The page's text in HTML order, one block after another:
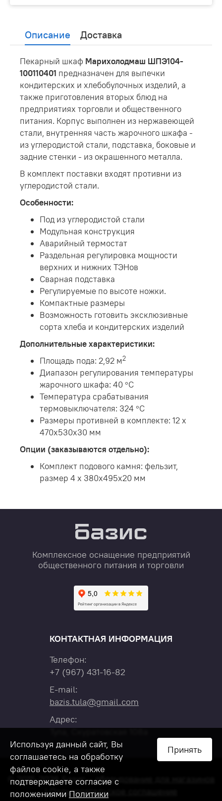
Описание Доставка
Пекарный шкаф Марихолодмаш ШПЭ104-
100110401 предназначен для выпечки
кондитерских и хлебобулочных изделий, а
также приготовления вторых блюд на
предприятиях торговли и общественного
питания. Корпус выполнен из нержавеющей
стали, внутренняя часть жарочного шкафа -
из углеродистой стали, подставка, боковые и
задние стенки - из окрашенного металла.
В комплект поставки входят противни из
углеродистой стали.
Особенности:
Под из углеродистой стали
Модульная конструкция
Аварийный термостат
Раздельная регулировка мощности
верхних и нижних ТЭНов
Сварная подставка
Регулируемые по высоте ножки.
Компактные размеры
Возможность готовить эксклюзивные
сорта хлеба и кондитерских изделий
Дополнительные характеристики:
Площадь пода: 2,92 м2
Диапазон регулирования температуры
жарочного шкафа: 40 °С
Температура срабатывания
термовыключателя: 324 °С
Размеры противней в комплекте: 12 х
470х530х30 мм
Опции (заказываются отдельно):
Комплект подового камня: фельзит,
размер 4 х 380х495х20 мм
Комплексное оснащение предприятий
общественного питания и торговли
КОНТАКТНАЯ ИНФОРМАЦИЯ
Телефон:
+7 (967) 431-16-82
E-mail:
bazis.tula@gmail.com
Адрес:
Тула, Скуратовская 108а
© 2015-2026 Базис –оборудование для магазинов
|Пользовательское соглашение
Используя данный сайт, Вы
соглашаетесь на обработку
файлов cookie, а также
подтверждаете согласие с
положениями Политики
Принять